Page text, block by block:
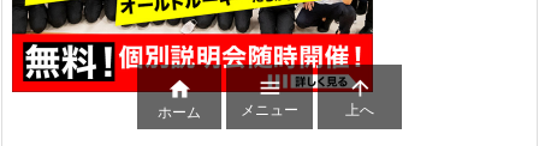

ホーム

メニュー

上へ